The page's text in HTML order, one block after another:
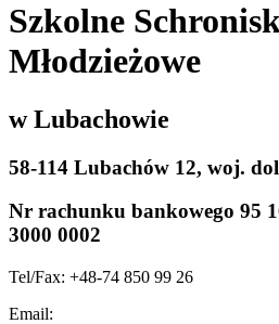
Szkolne
Młodzieżowe
w Lubachowie
58-114 Lubachów 12, woj.
Nr rachunku bankowego 95
3000 0002
Tel/Fax: +48-74 850 99 26
Email: